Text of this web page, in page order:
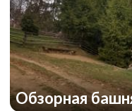
Обзорная